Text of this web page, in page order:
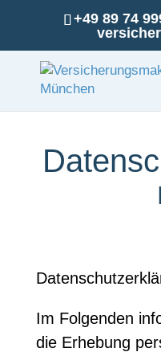
+49 89 74
Im Folgenden
die Erhebung